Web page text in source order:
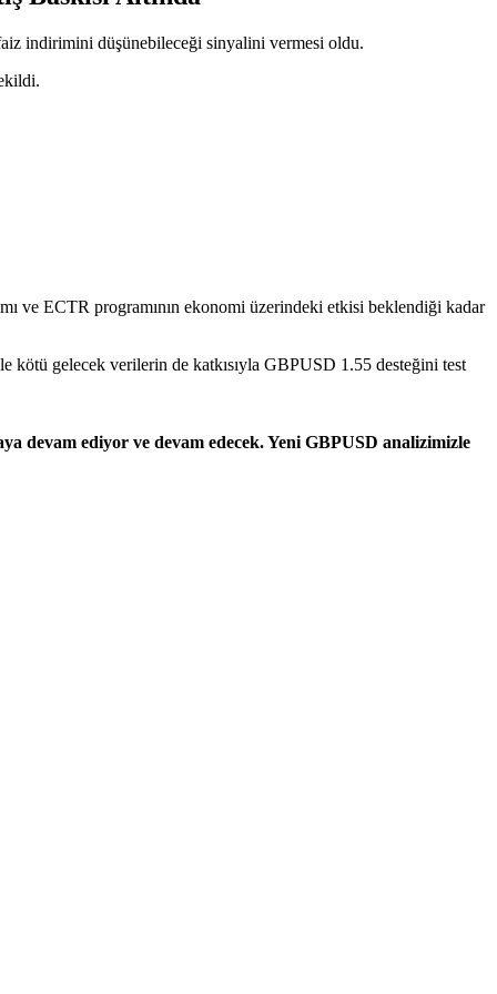
faiz indirimini düşünebileceği sinyalini vermesi oldu.
ve ECTR programının ekonomi üzerindeki etkisi beklendiği kadar
kötü gelecek verilerin de katkısıyla GBPUSD 1.55 desteğini test
devam ediyor ve devam edecek. Yeni GBPUSD analizimizle